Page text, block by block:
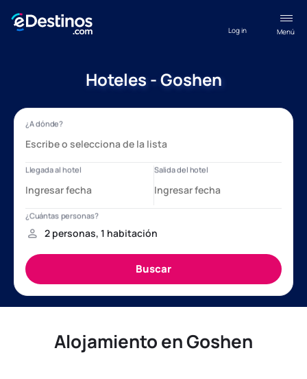
Menú
Log in
Hoteles - Goshen
Alojamiento en Goshen